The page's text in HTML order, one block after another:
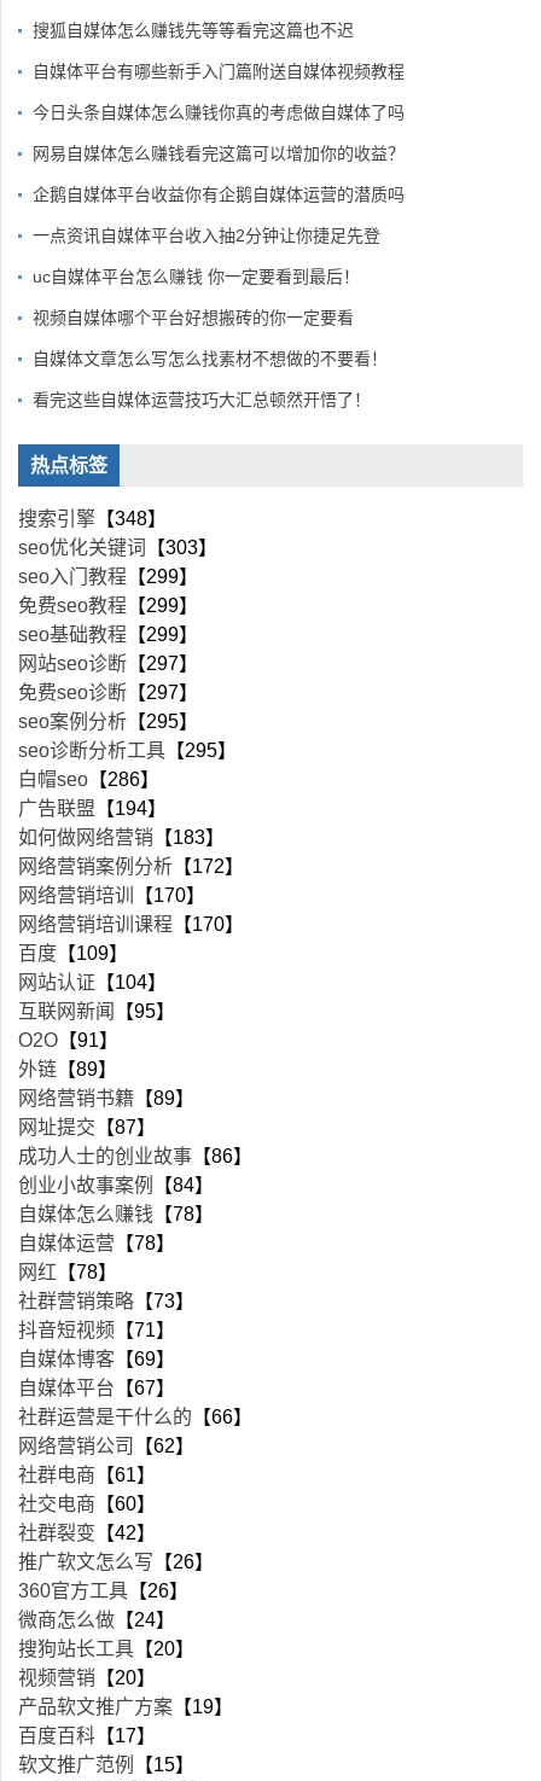
搜狐自媒体怎么赚钱先等等看完这篇也不迟
自媒体平台有哪些新手入门篇附送自媒体视频教程
今日头条自媒体怎么赚钱你真的考虑做自媒体了吗
网易自媒体怎么赚钱看完这篇可以增加你的收益？
企鹅自媒体平台收益你有企鹅自媒体运营的潜质吗
一点资讯自媒体平台收入抽2分钟让你捷足先登
uc自媒体平台怎么赚钱 你一定要看到最后！
视频自媒体哪个平台好想搬砖的你一定要看
自媒体文章怎么写怎么找素材不想做的不要看！
看完这些自媒体运营技巧大汇总顿然开悟了！
热点标签
搜索引擎 【348】
seo优化关键词
【303】
seo入门教程 【299】
免费seo教程 【299】
seo基础教程 【299】
网站seo诊断 【297】
免费seo诊断 【297】
seo案例分析 【295】
seo诊断分析工具 【295】
白帽seo 【286】
广告联盟 【194】
如何做网络营销 【183】
网络营销案例分析 【172】
网络营销培训
【170】
网络营销培训课程 【170】
百度 【109】
网站认证 【104】
互联网新闻
【95】
O2O 【91】
外链 【89】
网络营销书籍 【89】
网址提交 【87】
成功人士的创业故事 【86】
创业小故事案例
【84】
自媒体怎么赚钱 【78】
自媒体运营 【78】
网红 【78】
社群营销策略 【73】
抖音短视频 【71】
自媒体博客 【69】
自媒体平台 【67】
社群运营是干什么的 【66】
网络营销公司
【62】
社群电商 【61】
社交电商 【60】
社群裂变 【42】
推广软文怎么写 【26】
360官方工具 【26】
微商怎么做 【24】
搜狗站长工具 【20】
视频营销 【20】
产品软文推广方案 【19】
百度百科 【17】
软文推广范例
【15】